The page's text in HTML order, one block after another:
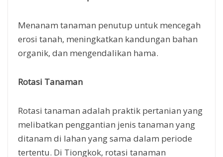
Menanam tanaman penutup untuk mencegah
erosi tanah, meningkatkan kandungan bahan
organik, dan mengendalikan hama.
Rotasi Tanaman
Rotasi tanaman adalah praktik pertanian yang
melibatkan penggantian jenis tanaman yang
ditanam di lahan yang sama dalam periode
tertentu. Di Tiongkok, rotasi tanaman